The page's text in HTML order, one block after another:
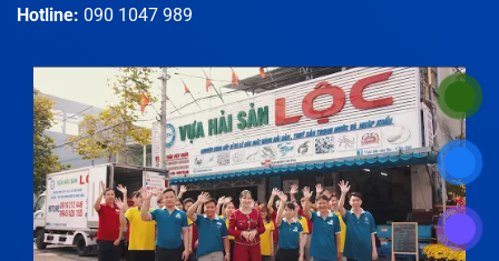
Hotline: 090 1047 989